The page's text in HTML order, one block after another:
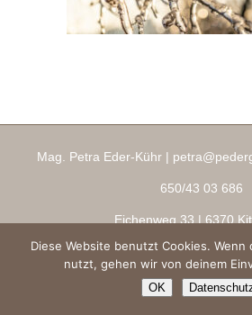
Mag. Petra Eder-Kühr |
650/43 03 686
Eichenweg 33 | 6370
Impressum|AGBs|Datenschutz
Copyright 2026 ®
Diese Website benutzt Cookies.
nutzt, gehen wir von deinem
OK